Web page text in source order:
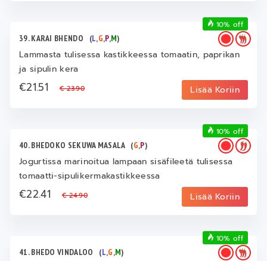
39. KARAI BHENDO (L,G,P,M)
Lammasta tulisessa kastikkeessa tomaatin, paprikan
ja sipulin kera
€21.51€ 23.90 Lisää Koriin
10% off
40. BHEDOKO SEKUWA MASALA (G,P)
Jogurtissa marinoitua lampaan sisäfileetä tulisessa
tomaatti-sipulikermakastikkeessa
€22.41€ 24.90 Lisää Koriin
10% off
41. BHEDO VINDALOO (L,G,M)
10% off